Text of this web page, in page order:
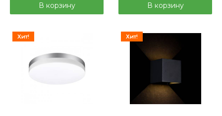
В корзину В корзину
Хит! Хит!